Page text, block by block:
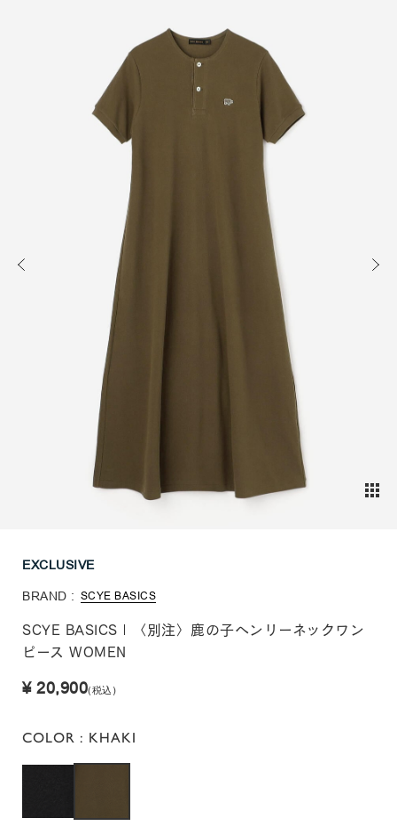
READ SHOP
EXCLUSIVE
BRAND : SCYE BASICS
SCYE BASICS | 〈別注〉鹿の子ヘンリーネックワン
ピース WOMEN
¥ 20,900(税込)
COLOR : KHAKI